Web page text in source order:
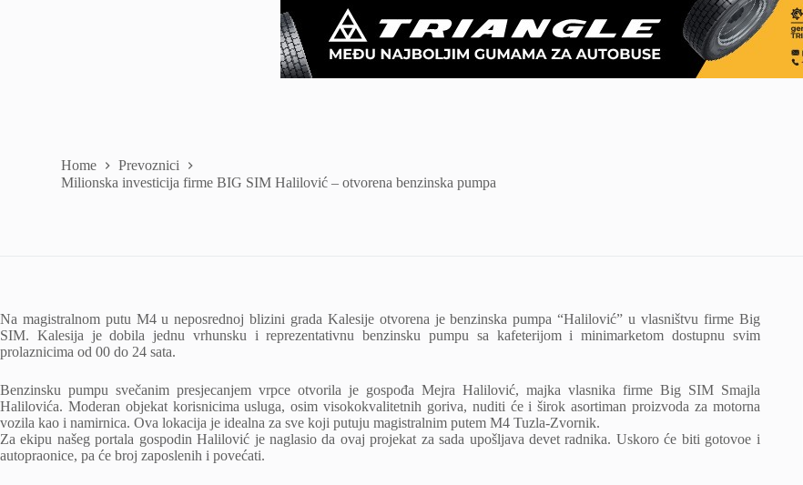
Home
Prevoznici
Milionska investicija firme BIG SIM Halilović – otvorena benzinska pumpa
Na magistralnom putu M4 u neposrednoj blizini grada Kalesije otvorena je benzinska pumpa “Halilović” u vlasništvu firme Big
SIM. Kalesija je dobila jednu vrhunsku i reprezentativnu benzinsku pumpu sa kafeterijom i minimarketom dostupnu svim
prolaznicima od 00 do 24 sata.
Benzinsku pumpu svečanim presjecanjem vrpce otvorila je gospođa Mejra Halilović, majka vlasnika firme Big SIM Smajla
Halilovića. Moderan objekat korisnicima usluga, osim visokokvalitetnih goriva, nuditi će i širok asortiman proizvoda za motorna
vozila kao i namirnica. Ova lokacija je idealna za sve koji putuju magistralnim putem M4 Tuzla-Zvornik.
Za ekipu našeg portala gospodin Halilović je naglasio da ovaj projekat za sada upošljava devet radnika. Uskoro će biti gotovoe i
autopraonice, pa će broj zaposlenih i povećati.